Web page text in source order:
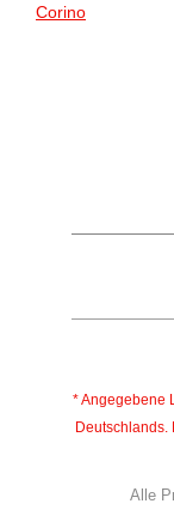
* Angegebene
Deutschlands.
Alle